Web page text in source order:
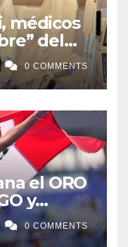
médicos
del
renal a
0 COMMENTS
el ORO
y
padres
0 COMMENTS